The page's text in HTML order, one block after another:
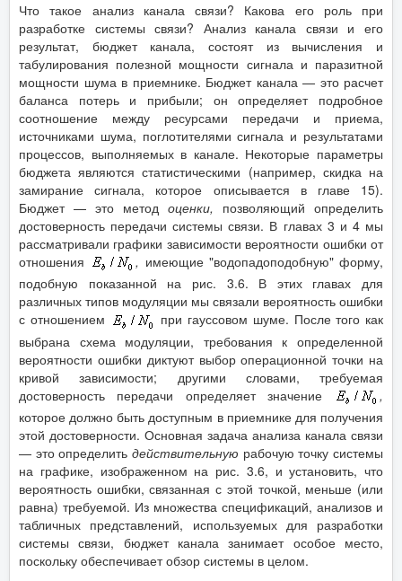
Что такое анализ канала связи? Какова его роль при
разработке системы связи? Анализ канала связи и его
результат, бюджет канала, состоят из вычисления и
табулирования полезной мощности сигнала и паразитной
мощности шума в приемнике. Бюджет канала — это расчет
баланса потерь и прибыли; он определяет подробное
соотношение между ресурсами передачи и приема,
источниками шума, поглотителями сигнала и результатами
процессов, выполняемых в канале. Некоторые параметры
бюджета являются статистическими (например, скидка на
замирание сигнала, которое описывается в главе 15).
Бюджет — это метод оценки, позволяющий определить
достоверность передачи системы связи. В главах 3 и 4 мы
рассматривали графики зависимости вероятности ошибки от
отношения
, имеющие "водопадоподобную" форму,
подобную показанной на рис. 3.6. В этих главах для
различных типов модуляции мы связали вероятность ошибки
с отношением
при гауссовом шуме. После того как
выбрана схема модуляции, требования к определенной
вероятности ошибки диктуют выбор операционной точки на
кривой зависимости; другими словами, требуемая
достоверность передачи определяет значение
,
которое должно быть доступным в приемнике для получения
этой достоверности. Основная задача анализа канала связи
— это определить действительную рабочую точку системы
на графике, изображенном на рис. 3.6, и установить, что
вероятность ошибки, связанная с этой точкой, меньше (или
равна) требуемой. Из множества спецификаций, анализов и
табличных представлений, используемых для разработки
системы связи, бюджет канала занимает особое место,
поскольку обеспечивает обзор системы в целом.